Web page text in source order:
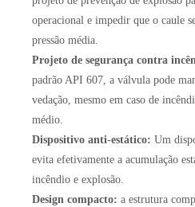
operacional e impedir que o caule
pressão média.
Projeto de segurança contra
padrão API 607, a válvula pode
vedação, mesmo em caso de
médio.
Dispositivo anti-estático: Um
evita efetivamente a acumulação
incêndio e explosão.
Design compacto: a estrutura